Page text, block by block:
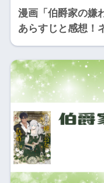
漫画「伯爵家の嫌
あらすじと感想！